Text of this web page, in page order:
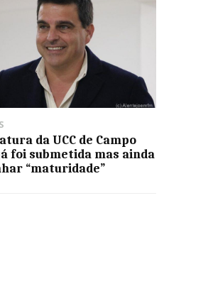
da UCC de Campo
foi submetida mas ainda
“maturidade”